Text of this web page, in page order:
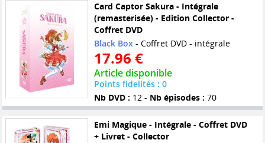
Card Captor Sakura - Intégrale
(remasterisée) - Edition Collector -
Coffret DVD
Black Box- Coffret DVD - intégrale
17.96 €
Article disponible
Points fidelités : 0
Nb DVD : 12 - Nb épisodes : 70
Emi Magique - Intégrale - Coffret DVD
+ Livret - Collector